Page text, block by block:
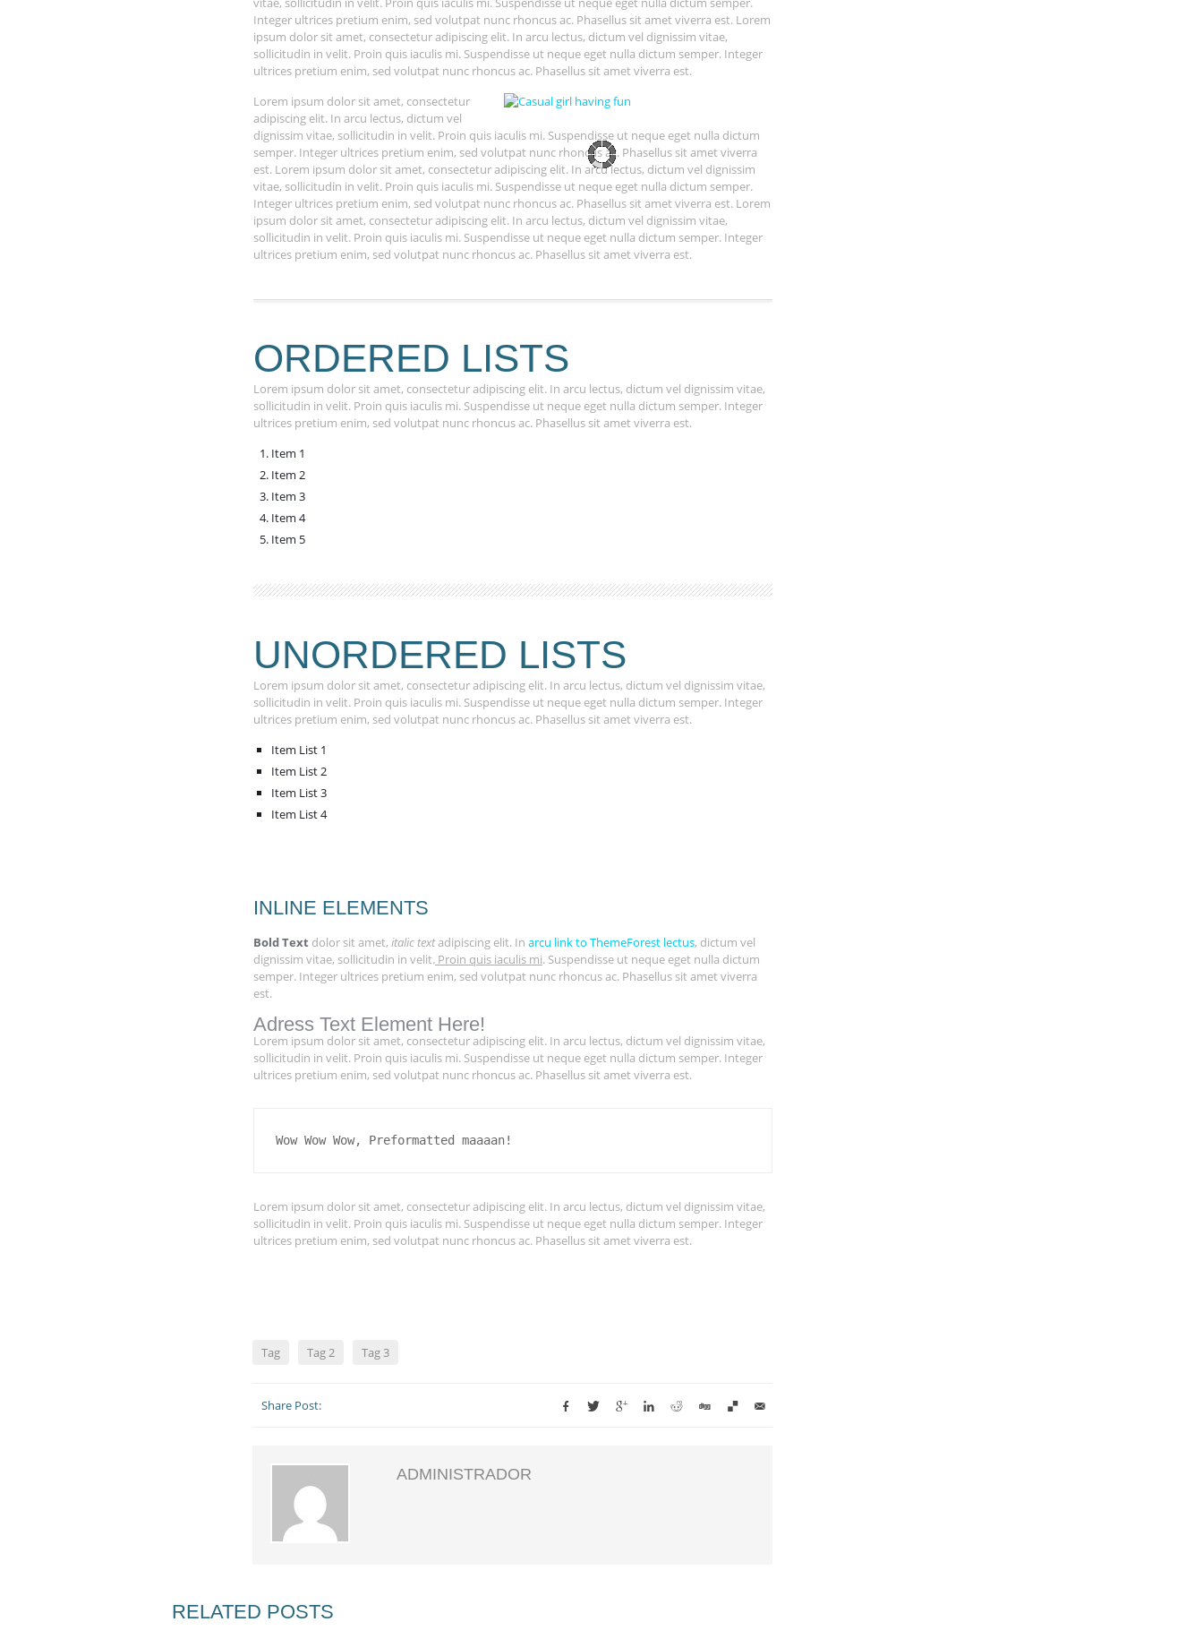
Integer ultrices pretium enim, sed volutpat nunc rhoncus ac. Phasellus sit amet viverra est. Lorem
ipsum dolor sit amet, consectetur adipiscing elit. In arcu lectus, dictum vel dignissim vitae,
sollicitudin in velit. Proin quis iaculis mi. Suspendisse ut neque eget nulla dictum semper. Integer
ultrices pretium enim, sed volutpat nunc rhoncus ac. Phasellus sit amet viverra est.
Lorem ipsum dolor sit amet, consectetur
adipiscing elit. In arcu lectus, dictum vel
dignissim vitae, sollicitudin in velit. Proin quis iaculis mi. Suspendisse ut neque eget nulla dictum
semper. Integer ultrices pretium enim, sed volutpat nunc rhoncus ac. Phasellus sit amet viverra
est. Lorem ipsum dolor sit amet, consectetur adipiscing elit. In arcu lectus, dictum vel dignissim
vitae, sollicitudin in velit. Proin quis iaculis mi. Suspendisse ut neque eget nulla dictum semper.
Integer ultrices pretium enim, sed volutpat nunc rhoncus ac. Phasellus sit amet viverra est. Lorem
ipsum dolor sit amet, consectetur adipiscing elit. In arcu lectus, dictum vel dignissim vitae,
sollicitudin in velit. Proin quis iaculis mi. Suspendisse ut neque eget nulla dictum semper. Integer
ultrices pretium enim, sed volutpat nunc rhoncus ac. Phasellus sit amet viverra est.
ORDERED LISTS
Lorem ipsum dolor sit amet, consectetur adipiscing elit. In arcu lectus, dictum vel dignissim vitae,
sollicitudin in velit. Proin quis iaculis mi. Suspendisse ut neque eget nulla dictum semper. Integer
ultrices pretium enim, sed volutpat nunc rhoncus ac. Phasellus sit amet viverra est.
Item 1
Item 2
Item 3
Item 4
Item 5
UNORDERED LISTS
Lorem ipsum dolor sit amet, consectetur adipiscing elit. In arcu lectus, dictum vel dignissim vitae,
sollicitudin in velit. Proin quis iaculis mi. Suspendisse ut neque eget nulla dictum semper. Integer
ultrices pretium enim, sed volutpat nunc rhoncus ac. Phasellus sit amet viverra est.
Item List 1
Item List 2
Item List 3
Item List 4
INLINE ELEMENTS
Bold Text dolor sit amet,italic textadipiscing elit. Inarcu link to ThemeForest lectus, dictum vel
dignissim vitae, sollicitudin in velit. Proin quis iaculis mi. Suspendisse ut neque eget nulla dictum
semper. Integer ultrices pretium enim, sed volutpat nunc rhoncus ac. Phasellus sit amet viverra
est.
Adress Text Element Here!
Lorem ipsum dolor sit amet, consectetur adipiscing elit. In arcu lectus, dictum vel dignissim vitae,
sollicitudin in velit. Proin quis iaculis mi. Suspendisse ut neque eget nulla dictum semper. Integer
ultrices pretium enim, sed volutpat nunc rhoncus ac. Phasellus sit amet viverra est.
Wow Wow Wow, Preformatted maaaan!
Lorem ipsum dolor sit amet, consectetur adipiscing elit. In arcu lectus, dictum vel dignissim vitae,
sollicitudin in velit. Proin quis iaculis mi. Suspendisse ut neque eget nulla dictum semper. Integer
ultrices pretium enim, sed volutpat nunc rhoncus ac. Phasellus sit amet viverra est.
Tag Tag 2 Tag 3
Share Post:
ADMINISTRADOR
RELATED POSTS